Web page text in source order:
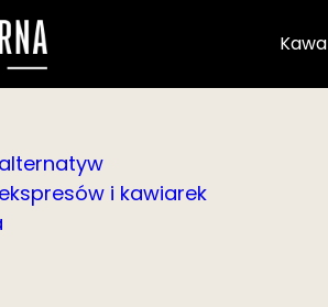
Kawa
i kawiarek